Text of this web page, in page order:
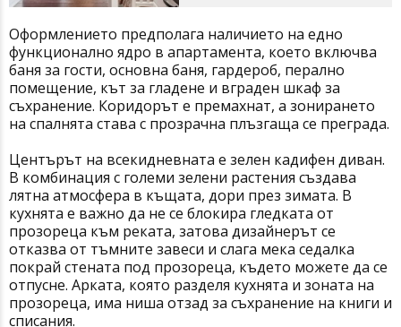
Оформлението предполага наличието на едно
функционално ядро в апартамента, което включва
баня за гости, основна баня, гардероб, перално
помещение, кът за гладене и вграден шкаф за
съхранение. Коридорът е премахнат, а зонирането
на спалнята става с прозрачна плъзгаща се преграда.
Центърът на всекидневната е зелен кадифен диван.
В комбинация с големи зелени растения създава
лятна атмосфера в къщата, дори през зимата. В
кухнята е важно да не се блокира гледката от
прозореца към реката, затова дизайнерът се
отказва от тъмните завеси и слага мека седалка
покрай стената под прозореца, където можете да се
отпусне. Арката, която разделя кухнята и зоната на
прозореца, има ниша отзад за съхранение на книги и
списания.